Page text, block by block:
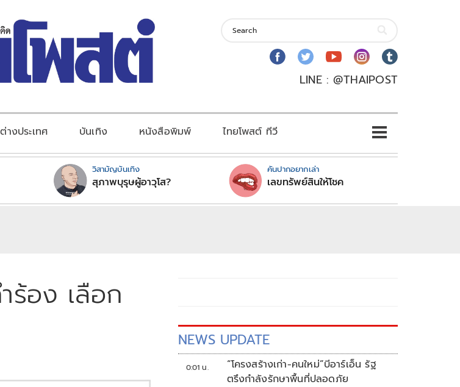
LINE : @THAIPOST
ต่างประเทศ บันเทิง หนังสือพิมพ์ ไทยโพสต์ ทีวี
วิสามัญบันเทิง
สุภาพบุรุษผู้อาวุโส?
คันปากอยากเล่า
เลขทรัพย์สินให้โชค
อง เลือก
NEWS UPDATE
0:01 น.
“โครงสร้างเก่า-คนใหม่”บีอาร์เอ็น รัฐ
ตรึงกำลังรักษาพื้นที่ปลอดภัย